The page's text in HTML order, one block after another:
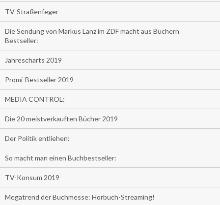
TV-Straßenfeger
Die Sendung von Markus Lanz im ZDF macht aus Büchern
Bestseller:
Jahrescharts 2019
Promi-Bestseller 2019
MEDIA CONTROL:
Die 20 meistverkauften Bücher 2019
Der Politik entliehen:
So macht man einen Buchbestseller:
TV-Konsum 2019
Megatrend der Buchmesse: Hörbuch-Streaming!